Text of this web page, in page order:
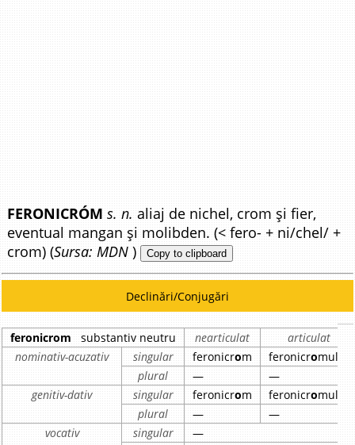
FERONICRÓM s. n. aliaj de nichel, crom și fier,
eventual mangan și molibden. (< fero- + ni/chel/ +
crom) (Sursa: MDN ) Copy to clipboard
Declinări/Conjugări
feronicrom substantiv neutru nearticulat
articulat
nominativ-acuzativ
singular feronicrom feronicromul
plural
—
—
genitiv-dativ
singular feronicrom feronicromului
plural
—
—
vocativ
singular
—